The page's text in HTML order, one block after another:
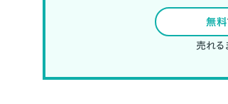
無料
売れ